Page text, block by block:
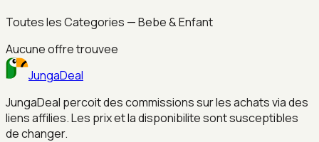
Toutes les Categories —Bebe & Enfant
Aucune offre trouvee
JungaDeal
JungaDeal percoit des commissions sur les achats via des
liens affilies. Les prix et la disponibilite sont susceptibles
de changer.